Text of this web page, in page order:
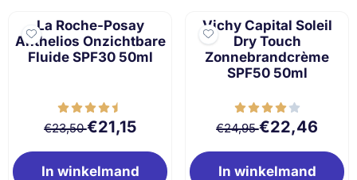
La Roche-Posay
Anthelios Onzichtbare
Fluide SPF30 50ml
Van 23,50 voor 21,15
€23,50€21,15
In winkelmand
Vichy Capital Soleil
Dry Touch
Zonnebrandcrème
SPF50 50ml
Van 24,95 voor
€24,95€22,46
In winkelmand